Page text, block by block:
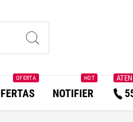
OFERTA
NOTIFIER
HOT